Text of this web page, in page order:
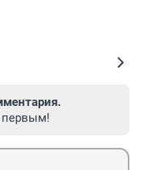
первым!